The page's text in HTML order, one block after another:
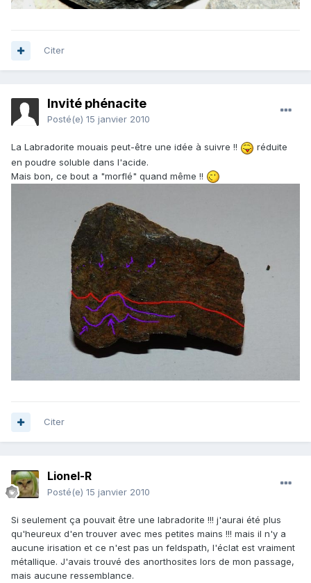
Citer
Invité phénacite
Posté(e) 15 janvier 2010
La Labradorite mouais peut-être une idée à suivre !!
réduite
en poudre soluble dans l'acide.
Mais bon, ce bout a "morflé" quand même !!
Citer
Lionel-R
Posté(e) 15 janvier 2010
Si seulement ça pouvait être une labradorite !!! j'aurai été plus
qu'heureux d'en trouver avec mes petites mains !!! mais il n'y a
aucune irisation et ce n'est pas un feldspath, l'éclat est vraiment
métallique. J'avais trouvé des anorthosites lors de mon passage,
mais aucune ressemblance.